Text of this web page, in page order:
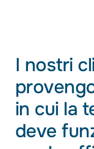
I nostri
in cui la
deve